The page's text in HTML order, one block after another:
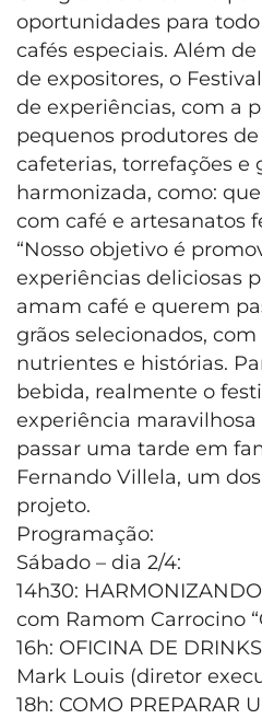
oportunidades para
cafés especiais. Além
de expositores, o
de experiências, com a
pequenos produtores de
cafeterias, torrefações e
harmonizada, como:
com café e artesanatos
“Nosso objetivo é
experiências deliciosas
amam café e querem
grãos selecionados,
nutrientes e histórias.
bebida, realmente o
experiência
passar uma tarde em
Fernando Villela, um
projeto.
Programação:
Sábado – dia 2/4:
14h30:
com Ramom Carrocino
16h: OFICINA DE
Mark Louis (diretor
18h: COMO PREPARAR